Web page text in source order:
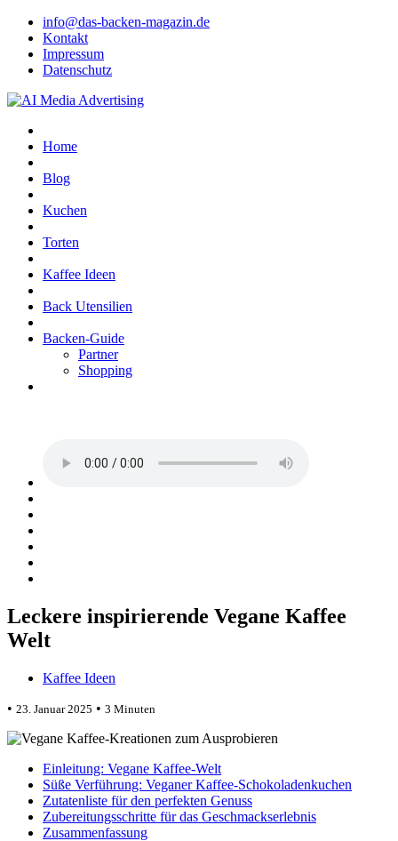
info@das-backen-magazin.de
Kontakt
Impressum
Datenschutz
Home
Blog
Kuchen
Torten
Kaffee Ideen
Back Utensilien
Backen-Guide
Partner
Shopping
Leckere inspirierende Vegane Kaffee
Welt
Kaffee Ideen
• 23. Januar 2025 • 3 Minuten
Einleitung: Vegane Kaffee-Welt
Süße Verführung: Veganer Kaffee-Schokoladenkuchen
Zutatenliste für den perfekten Genuss
Zubereitungsschritte für das Geschmackserlebnis
Zusammenfassung